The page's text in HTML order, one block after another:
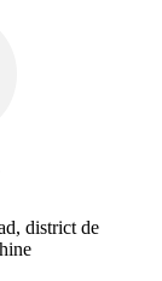
district de